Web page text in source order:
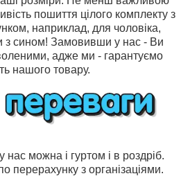
пошиття цілого комплекту з
наприклад, для чоловіка,
з сином! Замовивши у нас - Ви
адже ми - гарантуємо
нашого товару.
нас можна і гуртом і в роздріб.
перерахунку з організаціями.